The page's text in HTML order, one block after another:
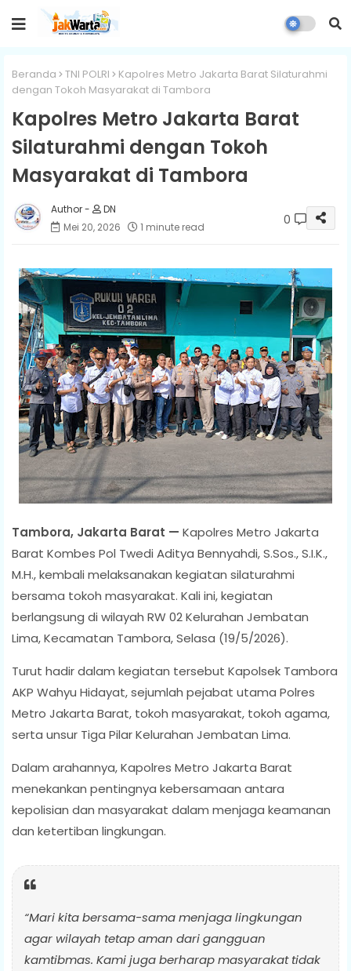
Beranda TNI POLRI
Kapolres Metro Jakarta Barat Silaturahmi
dengan Tokoh Masyarakat di Tambora
Kapolres Metro Jakarta Barat
Silaturahmi dengan Tokoh
Masyarakat di Tambora
DN
Mei 20, 2026
1 minute read 0
Tambora, Jakarta Barat — Kapolres Metro Jakarta
Barat Kombes Pol Twedi Aditya Bennyahdi, S.Sos., S.I.K.,
M.H., kembali melaksanakan kegiatan silaturahmi
bersama tokoh masyarakat. Kali ini, kegiatan
berlangsung di wilayah RW 02 Kelurahan Jembatan
Lima, Kecamatan Tambora, Selasa (19/5/2026).
Turut hadir dalam kegiatan tersebut Kapolsek Tambora
AKP Wahyu Hidayat, sejumlah pejabat utama Polres
Metro Jakarta Barat, tokoh masyarakat, tokoh agama,
serta unsur Tiga Pilar Kelurahan Jembatan Lima.
Dalam arahannya, Kapolres Metro Jakarta Barat
menekankan pentingnya kebersamaan antara
kepolisian dan masyarakat dalam menjaga keamanan
dan ketertiban lingkungan.
“Mari kita bersama-sama menjaga lingkungan
agar wilayah tetap aman dari gangguan
kamtibmas. Kami juga berharap masyarakat tidak